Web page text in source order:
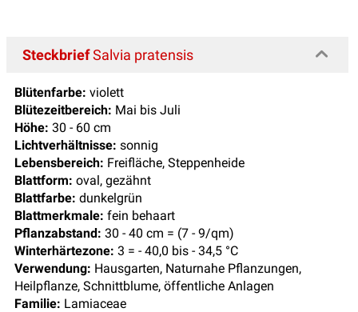
SteckbriefSalvia pratensis
Blütenfarbe: violett
Blütezeitbereich: Mai bis Juli
Höhe: 30 - 60 cm
Lichtverhältnisse: sonnig
Lebensbereich: Freifläche, Steppenheide
Blattform: oval, gezähnt
Blattfarbe: dunkelgrün
Blattmerkmale: fein behaart
Pflanzabstand: 30 - 40 cm = (7 - 9/qm)
Winterhärtezone: 3 = - 40,0 bis - 34,5 °C
Verwendung: Hausgarten, Naturnahe Pflanzungen,
Heilpflanze, Schnittblume, öffentliche Anlagen
Familie: Lamiaceae